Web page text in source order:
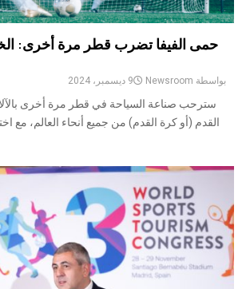
حمى الفيفا تضرب قطر مرة أخرى:
بواسطة Newsroom 9 ديسمبر، 2024
سترحب صناعة السياحة في قطر مرة أخرى